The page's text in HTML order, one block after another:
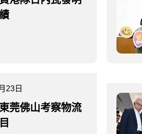
23日
莞佛山考察物流